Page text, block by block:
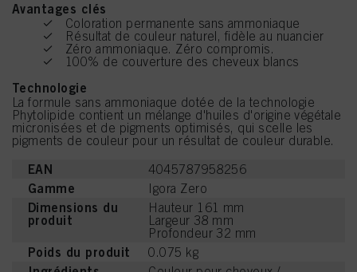
Avantages clés
Coloration permanente sans ammoniaque
Résultat de couleur naturel, fidèle au nuancier
Zéro ammoniaque. Zéro compromis.
100% de couverture des cheveux blancs
Technologie
La formule sans ammoniaque dotée de la technologie
Phytolipide contient un mélange d'huiles d'origine végétale
micronisées et de pigments optimisés, qui scelle les
pigments de couleur pour un résultat de couleur durable.
EAN 4045787958256
Gamme Igora Zero
Dimensions du
produit
Hauteur 161 mm
Largeur 38 mm
Profondeur 32 mm
Poids du produit 0.075 kg